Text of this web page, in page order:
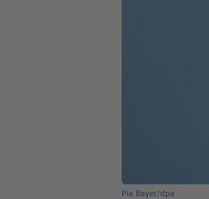
Pia Bayer/dpa